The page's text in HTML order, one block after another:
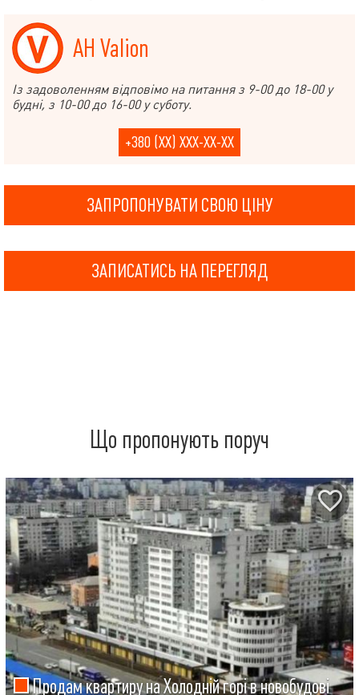
АН Valion
Із задоволенням відповімо на питання з 9-00 до 18-00 у
будні, з 10-00 до 16-00 у суботу.
+380 (XX) XXX-XX-XX
ЗАПРОПОНУВАТИ СВОЮ ЦІНУ
ЗАПИСАТИСЬ НА ПЕРЕГЛЯД
Що пропонують поруч
Продам квартиру на Холодній горі в новобудові